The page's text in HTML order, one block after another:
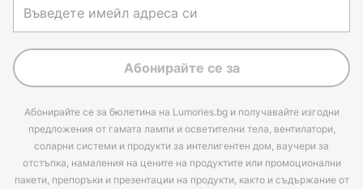
Абонирайте се за
Абонирайте се за бюлетина на Lumories.bg и получавайте изгодни
предложения от гамата лампи и осветителни тела, вентилатори,
соларни системи и продукти за интелигентен дом, ваучери за
отстъпка, намаления на цените на продуктите или промоционални
пакети, препоръки и презентации на продукти, както и съдържание от